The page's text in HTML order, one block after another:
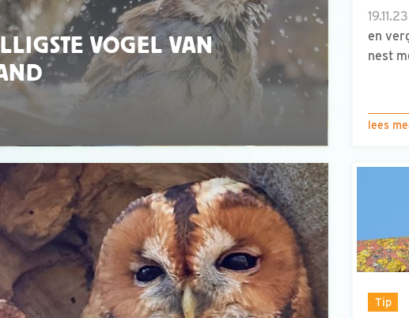
VOGEL VAN
19.11.23
en
nest
lees
Tip